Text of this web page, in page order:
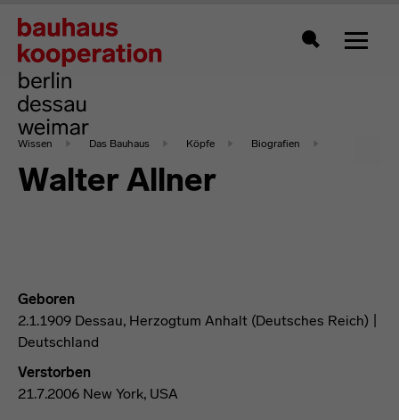
Zeigt
Wissen Das Bauhaus Köpfe Biografien
Walter Allner
Geboren
2.1.1909 Dessau, Herzogtum Anhalt (Deutsches Reich) |
Deutschland
Verstorben
21.7.2006 New York, USA